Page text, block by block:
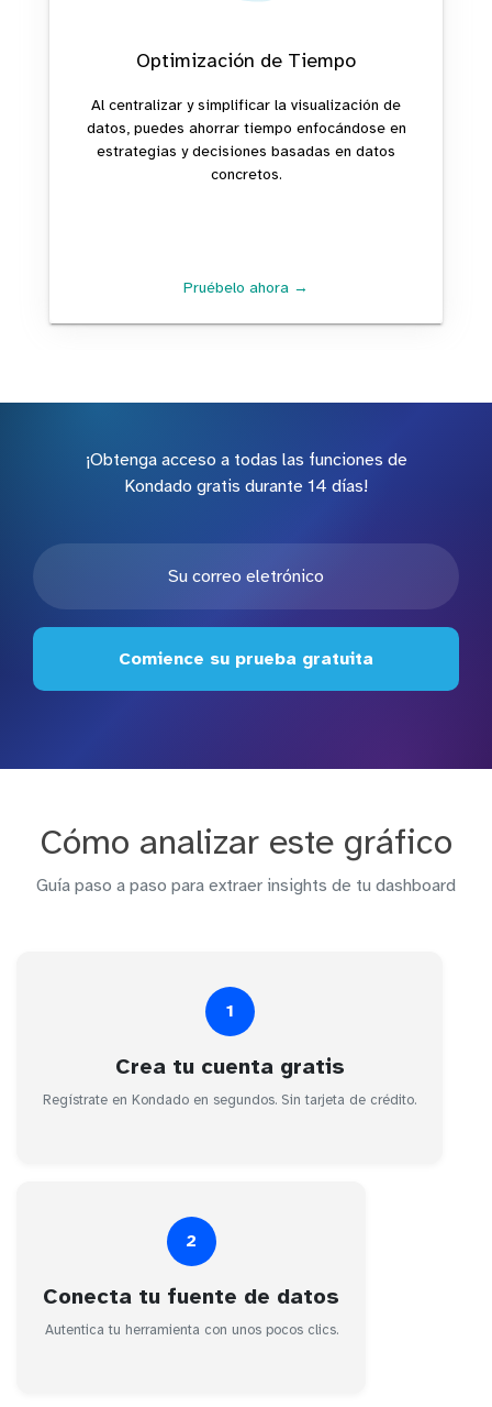
Optimización de Tiempo
Al centralizar y simplificar la visualización de
datos, puedes ahorrar tiempo enfocándose en
estrategias y decisiones basadas en datos
concretos.
Pruébelo ahora →
¡Obtenga acceso a todas las funciones de
Kondado gratis durante 14 días!
Comience su prueba gratuita
Cómo analizar este gráfico
Guía paso a paso para extraer insights de tu dashboard
1
Crea tu cuenta gratis
Regístrate en Kondado en segundos. Sin tarjeta de crédito.
2
Conecta tu fuente de datos
Autentica tu herramienta con unos pocos clics.